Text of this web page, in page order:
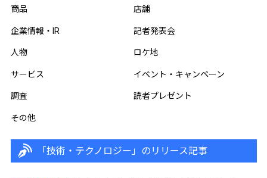
商品 店舗
企業情報・IR 記者発表会
人物 ロケ地
サービス イベント・キャンペーン
調査 読者プレゼント
その他
「技術・テクノロジー」のリリース記事